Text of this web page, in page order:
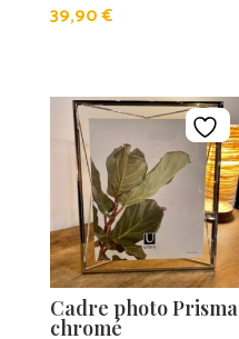
39,90€
Cadre photo Prisma
chromé